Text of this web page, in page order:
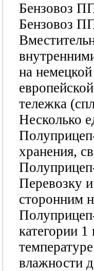
Бензовоз
Бензовоз
на
тележка
Несколько
хранения,
Перевозку
сторонним
категории
влажности